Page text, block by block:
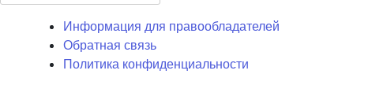
Информация для правообладателей
Обратная связь
Политика конфиденциальности